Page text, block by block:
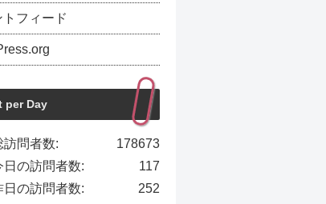
トフィード
per Day
178673
訪問者数:
117
日の訪問者数:
252
日の訪問者数: